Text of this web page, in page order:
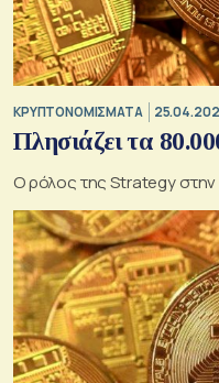
KΡΥΠΤΟΝΟΜΙΣΜΑΤΑ
Πλησιάζει τα
Ο ρόλος της Strategy